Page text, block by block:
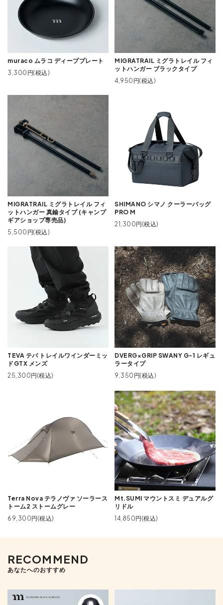
muraco ムラコ ディーププレート
3,300円(税込)
MIGRATRAIL ミグラトレイル フィ
ットハンガー ブラックタイプ
4,950円(税込)
MIGRATRAIL ミグラトレイル フィ
ットハンガー 真鍮タイプ (キャンプ
ギアショップ専売品)
5,500円(税込)
SHIMANO シマノ クーラーバッグ
PRO M
21,300円(税込)
TEVA テバ トレイルワインダーミッ
ドGTX メンズ
25,300円(税込)
DVERG×GRIP SWANY G-1 レギュ
ラータイプ
9,350円(税込)
Terra Nova テラノヴァ ソーラース
トーム2 ストームグレー
69,300円(税込)
Mt.SUMI マウントスミ デュアルグ
リドル
14,850円(税込)
RECOMMEND
あなたへのおすすめ